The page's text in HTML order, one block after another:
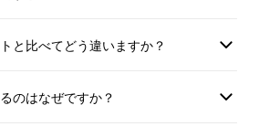
と比べてどう違いますか？
のはなぜですか？